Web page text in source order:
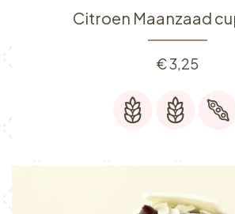
Citroen Maanzaad
€3,25